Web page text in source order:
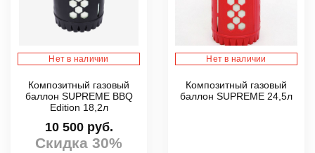
Нет в наличии
Композитный газовый
баллон SUPREME BBQ
Edition 18,2л
10 500 руб.
Скидка 30%
Нет в наличии
Композитный газовый
баллон SUPREME 24,5л